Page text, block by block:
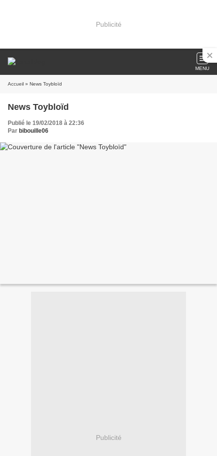
Publicité
MENU
Accueil » News Toybloïd
News Toybloïd
Publié le 19/02/2018 à 22:36
Par bibouille06
Publicité